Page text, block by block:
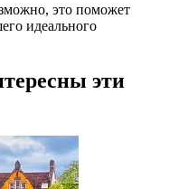
это поможет
идеального
эти